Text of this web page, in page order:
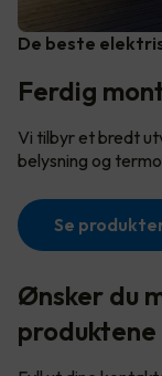
De beste
Ferdig
Vi tilbyr et bredt
belysning og
Se
Ønsker du